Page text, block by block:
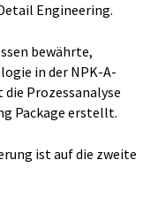
Engineering.
bewährte,
in der NPK-A-
Prozessanalyse
Package erstellt.
ist auf die zweite